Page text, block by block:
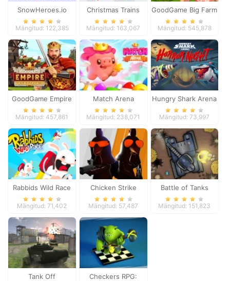
SnowHeroes.io
Mängitud: 122,385
Christmas Trains
Mängitud: 163,067
GoodGame Big Farm
Mängitud: 545,878
GoodGame Empire
Mängitud: 457,861
Match Arena
Mängitud: 238,071
Hungry Shark Arena
Horror Night
Mängitud: 73,997
Rabbids Wild Race
Mängitud: 71,402
Chicken Strike
Mängitud: 57,487
Battle of Tanks
Mängitud: 151,823
Tank Off
Checkers RPG: